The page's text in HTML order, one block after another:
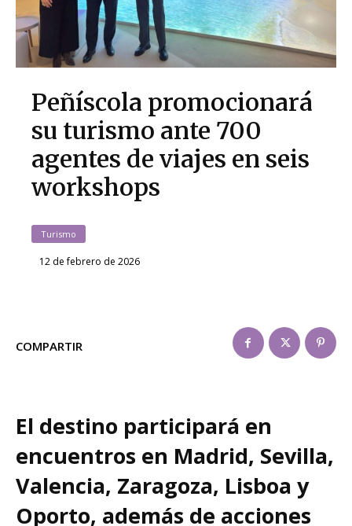
Peñíscola promocionará
su turismo ante 700
agentes de viajes en seis
workshops
Turismo
12 de febrero de 2026
COMPARTIR
El destino participará en
encuentros en Madrid, Sevilla,
Valencia, Zaragoza, Lisboa y
Oporto, además de acciones